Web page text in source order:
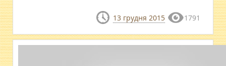
13 грудня 2015 1791